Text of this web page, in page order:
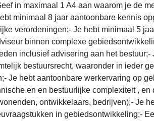
in maximaal 1 A4 aan waarom je de
minimaal 8 jaar aantoonbare kennis
verordeningen;- Je hebt minimaal 5
binnen complexe
inclusief advisering aan het
bestuursrecht, waaronder in ieder
Je hebt aantoonbare werkervaring op
en en bestuurlijke complexiteit ,
ontwikkelaars, bedrijven);- Je
in gebiedsontwikkeling;-